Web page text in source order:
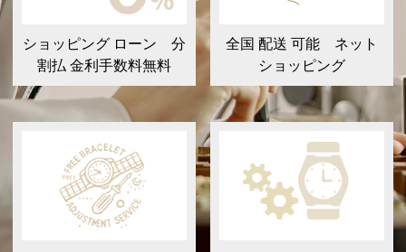
ショッピング ローン 分
割払 金利手数料無料
全国 配送 可能 ネット
ショッピング